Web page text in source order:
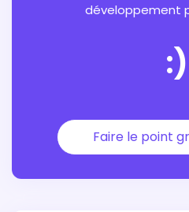
développement
:)
Faire le point